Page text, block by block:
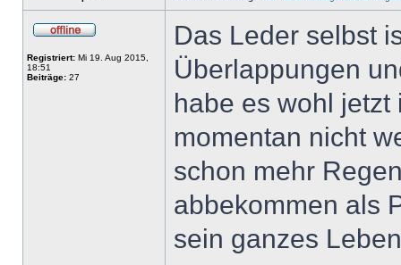
Registriert: Mi 19. Aug 2015,
18:51
Beiträge: 27
Das Leder selbst
Überlappungen
habe es wohl jetzt
momentan nicht
schon mehr
abbekommen als
sein ganzes